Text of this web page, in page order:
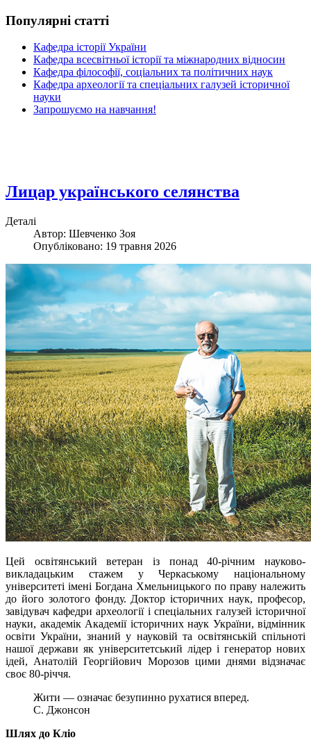
Популярні статті
Кафедра історії України
Кафедра всесвітньої історії та міжнародних відносин
Кафедра філософії, соціальних та політичних наук
Кафедра археології та спеціальних галузей історичної
науки
Запрошуємо на навчання!
Лицар українського селянства
Деталі
Автор: Шевченко Зоя
Опубліковано: 19 травня 2026
Цей освітянський ветеран із понад 40-річним науково-
викладацьким стажем у Черкаському національному
університеті імені Богдана Хмельницького по праву належить
до його золотого фонду. Доктор історичних наук, професор,
завідувач кафедри археології і спеціальних галузей історичної
науки, академік Академії історичних наук України, відмінник
освіти України, знаний у науковій та освітянській спільноті
нашої держави як університетський лідер і генератор нових
ідей, Анатолій Георгійович Морозов цими днями відзначає
своє 80-річчя.
Жити — означає безупинно рухатися вперед.
С. Джонсон
Шлях до Кліо